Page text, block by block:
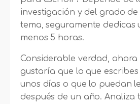
investigación y del grado
tema, seguramente dedicas
menos 5 horas.
Considerable verdad, ahora
gustaría que lo que
unos días o que lo puedan
después de un año. Analiza